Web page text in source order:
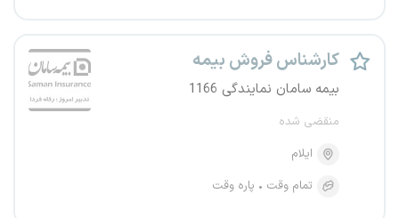
کارشناس فروش بیمه
بیمه سامان نمایندگی 1166
منقضی شده
ایلام
تمام وقت
پاره وقت